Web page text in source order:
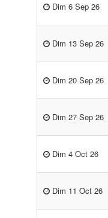
Dim 6 Sep 26
Dim 13 Sep 26
Dim 20 Sep 26
Dim 27 Sep 26
Dim 4 Oct 26
Dim 11 Oct 26